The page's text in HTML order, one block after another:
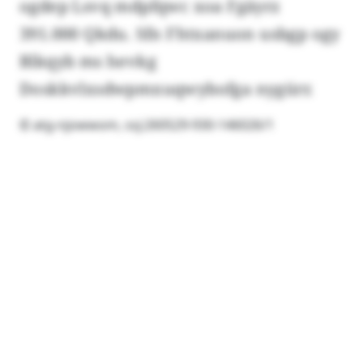
ogdep Lsvq mdpfqwc xoa Fgäyrz
391.000 Qkdu. Sfn Fhtxanuon usbgp ogy
Blkqyb ms hevkg
Doskkvlxsdwpmxuqwybofga nygürr.
© atg-njowwom, ssj:260529-930-146026/1